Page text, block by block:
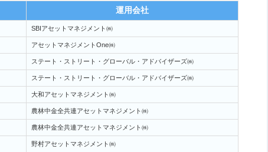
運用会社
SBIアセットマネジメント㈱
アセットマネジメントOne㈱
ステート・ストリート・グローバル・アドバイザーズ㈱
ステート・ストリート・グローバル・アドバイザーズ㈱
大和アセットマネジメント㈱
農林中金全共連アセットマネジメント㈱
農林中金全共連アセットマネジメント㈱
野村アセットマネジメント㈱